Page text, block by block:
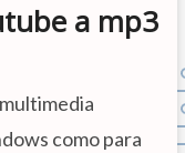
a mp3
como para